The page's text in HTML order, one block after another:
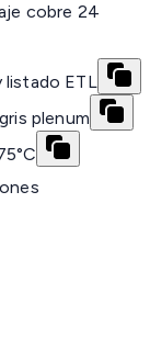
cobre 24
listado ETL
plenum